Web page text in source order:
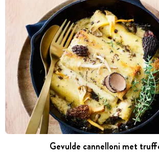
Gevulde cannelloni met